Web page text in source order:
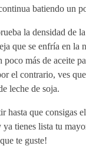
batiendo un
la densidad de
que se enfría en la
poco más de aceite
el contrario, ves
leche de soja.
hasta que consigas
ya tienes lista tu
te guste!